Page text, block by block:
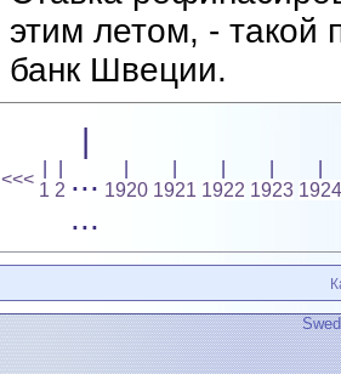
этим летом, - такой
банк Швеции.
<<<
1 2
|
...
...
1920 1921 1922 1923 1924